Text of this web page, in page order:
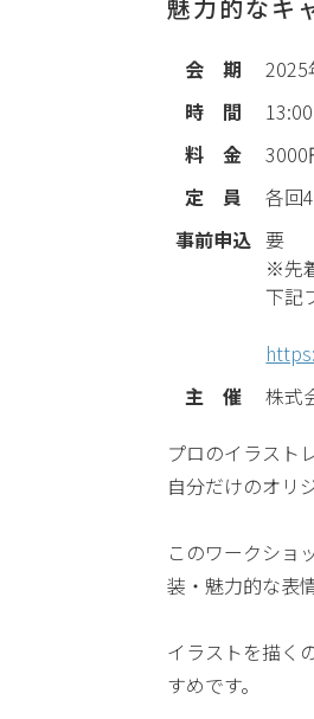
魅力的なキ
会 期
2025
時 間
料 金
3000
定 員
各回
事前申込 要
※先
下記
主 催
株式
プロのイラスト
自分だけのオリ
このワークショ
装・魅力的な表
イラストを描く
すめです。